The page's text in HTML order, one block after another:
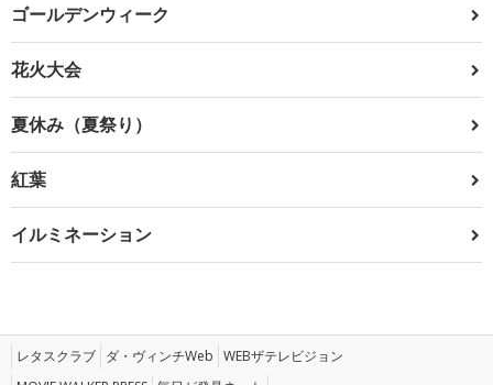
ゴールデンウィーク
花火大会
夏休み（夏祭り）
紅葉
イルミネーション
レタスクラブ ダ・ヴィンチWeb WEBザテレビジョン